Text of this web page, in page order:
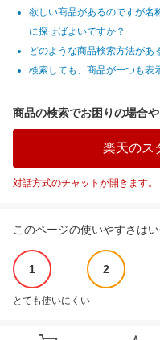
欲しい商品があるのですが名
に探せばよいですか？
どのような商品検索方法があ
検索しても、商品が一つも表
商品の検索でお困りの場合
楽天のス
対話方式のチャットが開きます。
このページの使いやすさは
1 2
とても使いにくい